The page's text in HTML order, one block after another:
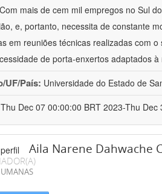
Com mais de cem mil empregos no Sul
e, portanto, necessita de constante
em reuniões técnicas realizadas com
de porta-enxertos adaptados
UF/País: Universidade do Estado de
Thu Dec 07 00:00:00 BRT 2023-Thu Dec
Aila Narene Dahwache